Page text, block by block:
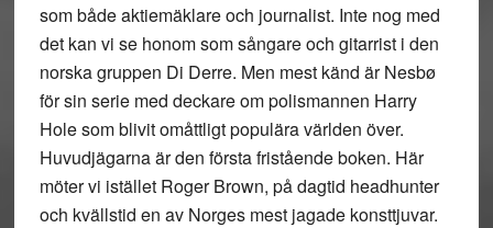
som både aktiemäklare och journalist. Inte nog med
det kan vi se honom som sångare och gitarrist i den
norska gruppen Di Derre. Men mest känd är Nesbø
för sin serie med deckare om polismannen Harry
Hole som blivit omåttligt populära världen över.
Huvudjägarna är den första fristående boken. Här
möter vi istället Roger Brown, på dagtid headhunter
och kvällstid en av Norges mest jagade konsttjuvar.